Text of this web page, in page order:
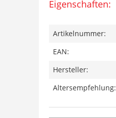
Eigenschaften:
Artikelnummer:
EAN:
Hersteller:
Altersempfehlung: